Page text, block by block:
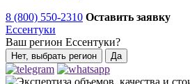
8 (800) 550-2310 Оставить заявку
Ессентуки
Ваш регион Ессентуки?
Нет, выбрать регион Да